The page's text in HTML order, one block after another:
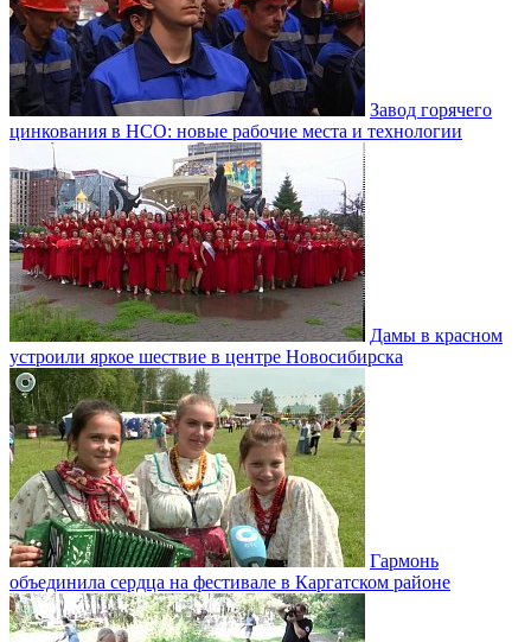
Завод горячего
цинкования в НСО: новые рабочие места и технологии
Дамы в красном
устроили яркое шествие в центре Новосибирска
Гармонь
объединила сердца на фестивале в Каргатском районе